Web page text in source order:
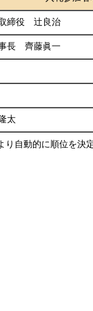
締役 辻良治
長 齊藤眞一
太
自動的に順位を決